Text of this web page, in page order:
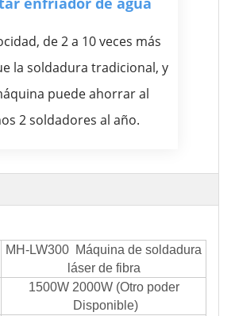
de 2 a 10 veces más
la soldadura tradicional, y
puede ahorrar al
2 soldadores al año.
MH-LW300 Máquina de soldadura
láser de fibra
1500W 2000W (Otro poder
Disponible)